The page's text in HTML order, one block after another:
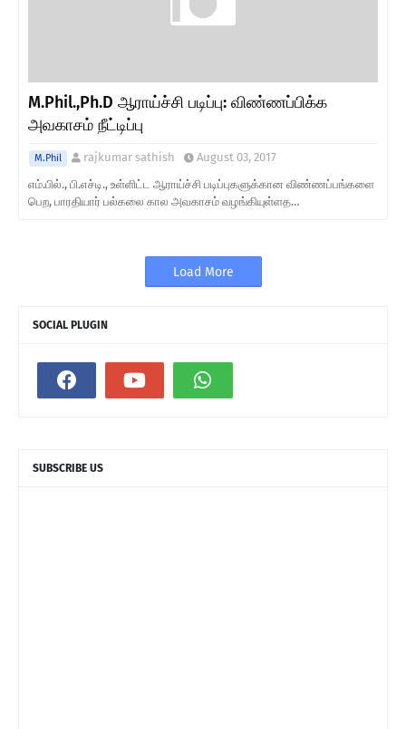
M.Phil.,Ph.D ஆராய்ச்சி படிப்பு: விண்ணப்பிக்க
அவகாசம் நீட்டிப்பு
M.Phil rajkumar sathish
August 03, 2017
எம்.பில்., பி.எச்டி., உள்ளிட்ட ஆராய்ச்சி படிப்புகளுக்கான விண்ணப்பங்களை
பெற, பாரதியார் பல்கலை கால அவகாசம் வழங்கியுள்ளத…
Load More
SOCIAL PLUGIN
SUBSCRIBE US